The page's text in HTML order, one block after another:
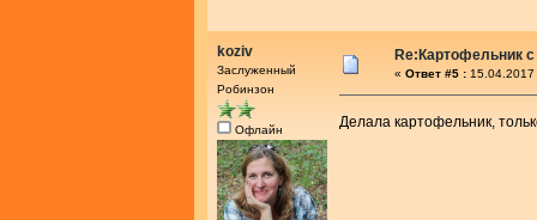
koziv
Заслуженный
Робинзон
Офлайн
Re:Картофельник
« Ответ #5 :
Делала картофельник,